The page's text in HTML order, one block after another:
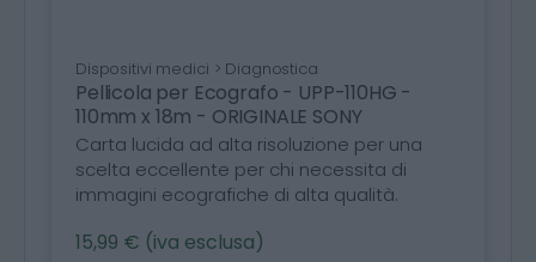
Dispositivi medici > Diagnostica
Pellicola per Ecografo - UPP-110HG -
110mm x 18m - ORIGINALE SONY
Carta lucida ad alta risoluzione per una
scelta eccellente per chi necessita di
immagini ecografiche di alta qualità.
15,99 € (iva esclusa)